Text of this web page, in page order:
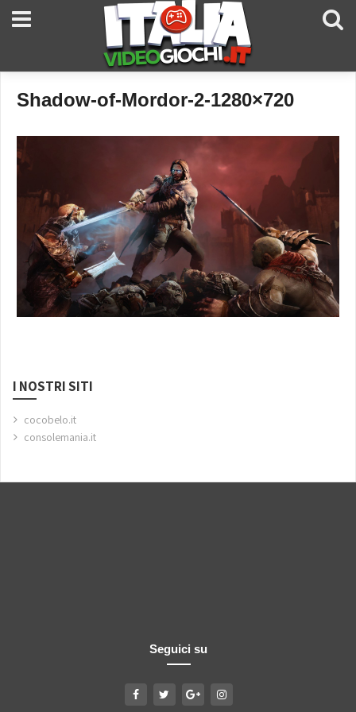
Shadow-of-Mordor-2-1280×720
I NOSTRI SITI
cocobelo.it
consolemania.it
Seguici su